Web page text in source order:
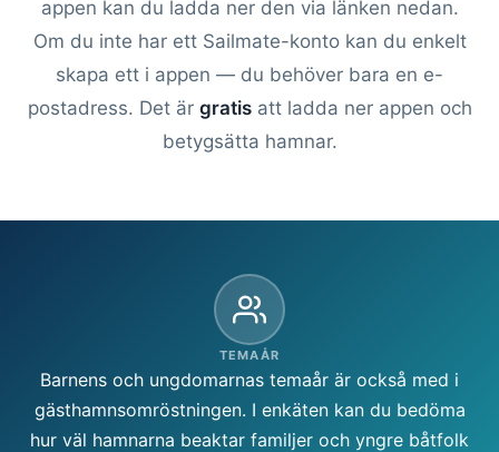
appen kan du ladda ner den via länken nedan.
Om du inte har ett Sailmate-konto kan du enkelt
skapa ett i appen — du behöver bara en e-
postadress. Det är gratisatt ladda ner appen och
betygsätta hamnar.
TEMAÅR
Barnens och ungdomarnas temaår är också med i
gästhamnsomröstningen. I enkäten kan du bedöma
hur väl hamnarna beaktar familjer och yngre båtfolk